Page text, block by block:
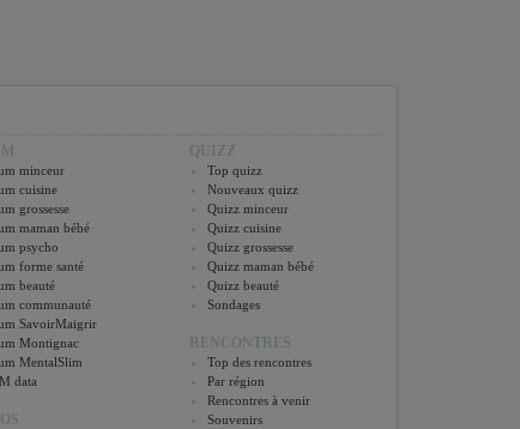
minceur
cuisine
grossesse
maman bébé
psycho
forme santé
beauté
communauté
SavoirMaigrir
Montignac
MentalSlim
data
QUIZZ
Top quizz
Nouveaux quizz
Quizz minceur
Quizz cuisine
Quizz grossesse
Quizz maman bébé
Quizz beauté
Sondages
RENCONTRES
Top des rencontres
Par région
Rencontres à venir
Souvenirs